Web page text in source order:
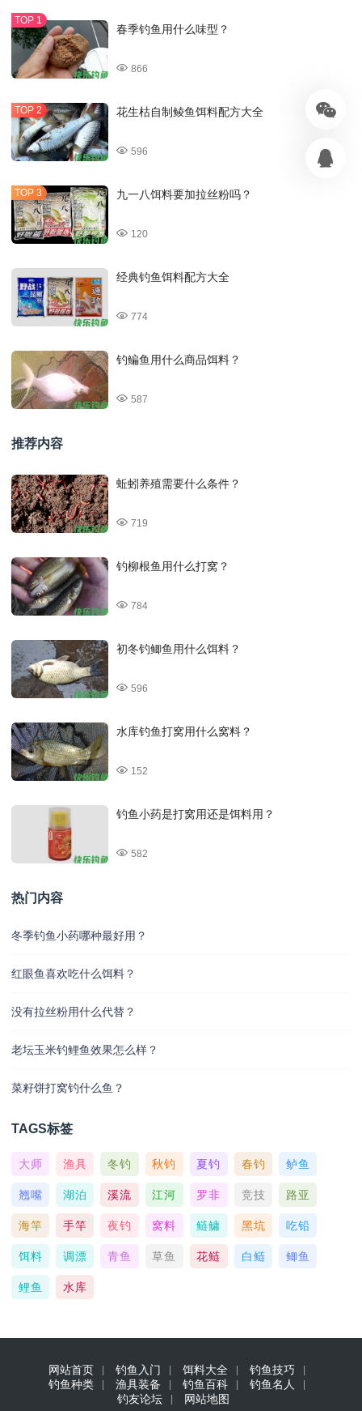
春季钓鱼用什么味型？
866
花生枯自制鲮鱼饵料配方大全
596
九一八饵料要加拉丝粉吗？
120
经典钓鱼饵料配方大全
774
钓鳊鱼用什么商品饵料？
587
推荐内容
蚯蚓养殖需要什么条件？
719
钓柳根鱼用什么打窝？
784
初冬钓鲫鱼用什么饵料？
596
水库钓鱼打窝用什么窝料？
152
钓鱼小药是打窝用还是饵料用？
582
热门内容
冬季钓鱼小药哪种最好用？
红眼鱼喜欢吃什么饵料？
没有拉丝粉用什么代替？
老坛玉米钓鲤鱼效果怎么样？
菜籽饼打窝钓什么鱼？
TAGS标签
大师 渔具 冬钓 秋钓 夏钓 春钓 鲈鱼
翘嘴 湖泊 溪流 江河 罗非 竞技 路亚
海竿 手竿 夜钓 窝料 鲢鳙 黑坑 吃铅
饵料 调漂 青鱼 草鱼 花鲢 白鲢 鲫鱼
鲤鱼 水库
网站首页 钓鱼入门 饵料大全
钓鱼技巧
钓鱼种类
渔具装备 钓鱼百科
钓鱼名人
钓友论坛
网站地图